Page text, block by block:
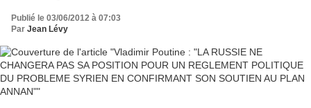
CONFIRMANT SON SOUTIEN AU PLAN ANNAN"
Publié le 03/06/2012 à 07:03
Par Jean Lévy